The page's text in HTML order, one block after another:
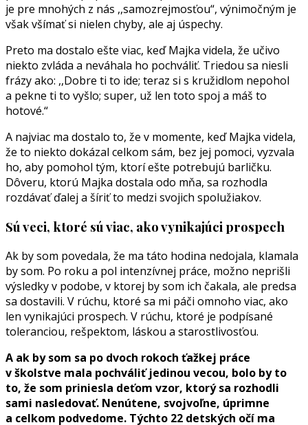
je pre mnohých z nás ,,samozrejmosťou“, výnimočným je
však všímať si nielen chyby, ale aj úspechy.
Preto ma dostalo ešte viac, keď Majka videla, že učivo
niekto zvláda a neváhala ho pochváliť. Triedou sa niesli
frázy ako: ,,Dobre ti to ide; teraz si s kružidlom nepohol
a pekne ti to vyšlo; super, už len toto spoj a máš to
hotové.“
A najviac ma dostalo to, že v momente, keď Majka videla,
že to niekto dokázal celkom sám, bez jej pomoci, vyzvala
ho, aby pomohol tým, ktorí ešte potrebujú barličku.
Dôveru, ktorú Majka dostala odo mňa, sa rozhodla
rozdávať ďalej a šíriť to medzi svojich spolužiakov.
Sú veci, ktoré sú viac, ako vynikajúci prospech
Ak by som povedala, že ma táto hodina nedojala, klamala
by som. Po roku a pol intenzívnej práce, možno neprišli
výsledky v podobe, v ktorej by som ich čakala, ale predsa
sa dostavili. V rúchu, ktoré sa mi páči omnoho viac, ako
len vynikajúci prospech. V rúchu, ktoré je podpísané
toleranciou, rešpektom, láskou a starostlivosťou.
A ak by som sa po dvoch rokoch ťažkej práce
v školstve mala pochváliť jedinou vecou, bolo by to
to, že som priniesla deťom vzor, ktorý sa rozhodli
sami nasledovať. Nenútene, svojvoľne, úprimne
a celkom podvedome. Týchto 22 detských očí ma